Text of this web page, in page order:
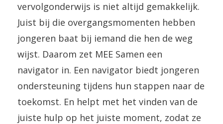
vervolgonderwijs is niet altijd gemakkelijk.
Juist bij die overgangsmomenten hebben
jongeren baat bij iemand die hen de weg
wijst. Daarom zet MEE Samen een
navigator in. Een navigator biedt jongeren
ondersteuning tijdens hun stappen naar de
toekomst. En helpt met het vinden van de
juiste hulp op het juiste moment, zodat ze